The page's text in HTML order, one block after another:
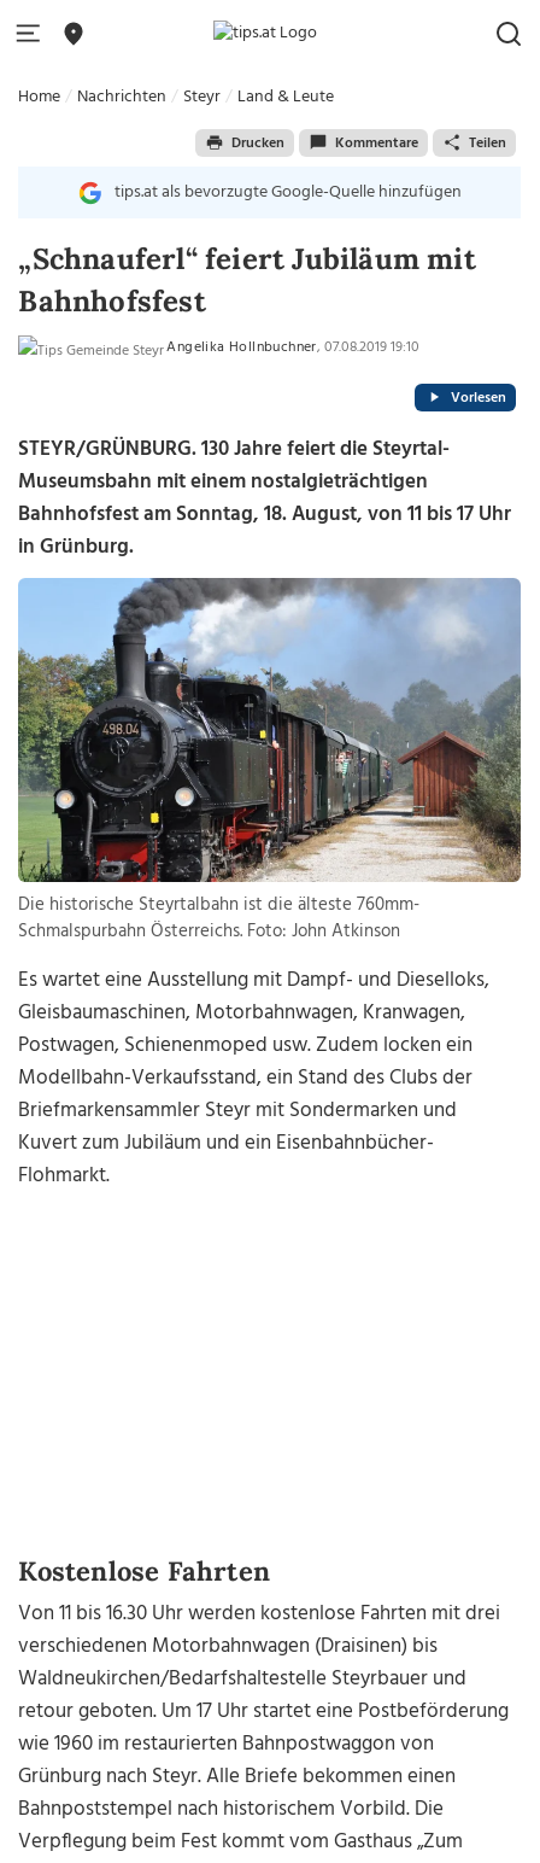
Home Nachrichten Steyr Land & Leute
Drucken Kommentare Teilen
tips.at als bevorzugte Google-Quelle hinzufügen
„Schnauferl“ feiert Jubiläum mit
Bahnhofsfest
Angelika Hollnbuchner, 07.08.2019 19:10
Vorlesen
STEYR/GRÜNBURG. 130 Jahre feiert die Steyrtal-
Museumsbahn mit einem nostalgieträchtigen
Bahnhofsfest am Sonntag, 18. August, von 11 bis 17 Uhr
in Grünburg.
Die historische Steyrtalbahn ist die älteste 760mm-
Schmalspurbahn Österreichs. Foto: John Atkinson
Es wartet eine Ausstellung mit Dampf- und Dieselloks,
Gleisbaumaschinen, Motorbahnwagen, Kranwagen,
Postwagen, Schienenmoped usw. Zudem locken ein
Modellbahn-Verkaufsstand, ein Stand des Clubs der
Briefmarkensammler Steyr mit Sondermarken und
Kuvert zum Jubiläum und ein Eisenbahnbücher-
Flohmarkt.
Kostenlose Fahrten
Von 11 bis 16.30 Uhr werden kostenlose Fahrten mit drei
verschiedenen Motorbahnwagen (Draisinen) bis
Waldneukirchen/Bedarfshaltestelle Steyrbauer und
retour geboten. Um 17 Uhr startet eine Postbeförderung
wie 1960 im restaurierten Bahnpostwaggon von
Grünburg nach Steyr. Alle Briefe bekommen einen
Bahnpoststempel nach historischem Vorbild. Die
Verpflegung beim Fest kommt vom Gasthaus „Zum